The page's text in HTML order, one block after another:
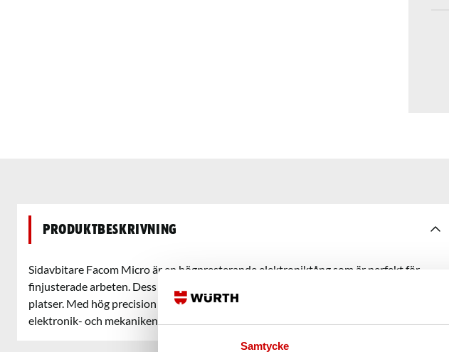
Samtycke
Produktbeskrivning
Sidavbitare Facom Micro är en högpresterande elektroniktång som är perfekt för
finjusterade arbeten. Dess mikrodesign gör den idealisk för arbete på små och trånga
platser. Med hög precision och skärpa är denna tång ett oumbärligt verktyg för alla
elektronik- och mekanikentusiaster.